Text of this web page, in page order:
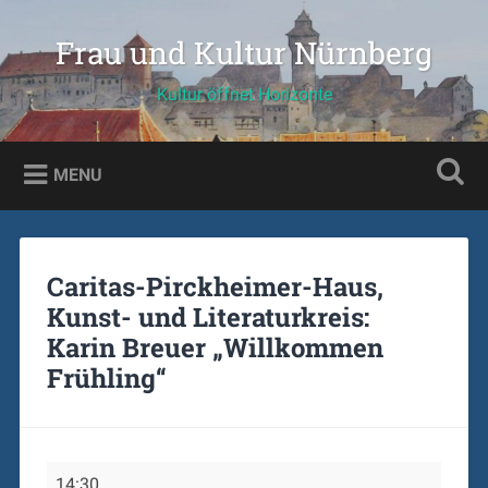
content
SearchFrau und Kultur Nürnberg
Kultur öffnet Horizonte
MENU
Caritas-Pirckheimer-Haus,
Kunst- und Literaturkreis:
Karin Breuer „Willkommen
Frühling“